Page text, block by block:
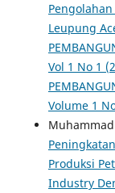
Leupung
Vol 1 No 1
Volume 1
Produksi
Industry